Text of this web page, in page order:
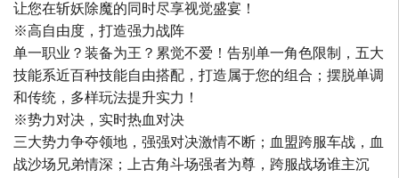
让您在斩妖除魔的同时尽享视觉盛宴！
※高自由度，打造强力战阵
单一职业？装备为王？累觉不爱！告别单一角色限制，五大
技能系近百种技能自由搭配，打造属于您的组合；摆脱单调
和传统，多样玩法提升实力！
※势力对决，实时热血对决
三大势力争夺领地，强强对决激情不断；血盟跨服车战，血
战沙场兄弟情深；上古角斗场强者为尊，跨服战场谁主沉